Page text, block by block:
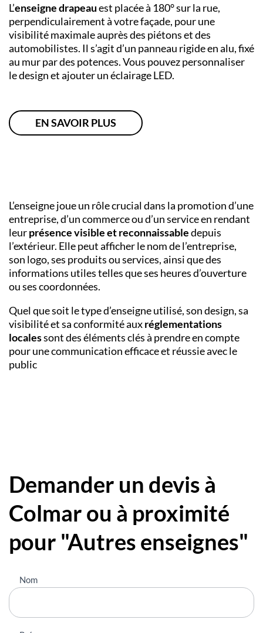
L’enseigne drapeauest placée à 180° sur la rue,
perpendiculairement à votre façade, pour une
visibilité maximale auprès des piétons et des
automobilistes. Il s’agit d’un panneau rigide en alu, fixé
au mur par des potences. Vous pouvez personnaliser
le design et ajouter un éclairage LED.
EN SAVOIR PLUS
L’enseigne joue un rôle crucial dans la promotion d’une
entreprise, d’un commerce ou d’un service en rendant
leurprésence visible et reconnaissabledepuis
l’extérieur. Elle peut afficher le nom de l’entreprise,
son logo, ses produits ou services, ainsi que des
informations utiles telles que ses heures d’ouverture
ou ses coordonnées.
Quel que soit le type d’enseigne utilisé, son design, sa
visibilité et sa conformité auxréglementations
localessont des éléments clés à prendre en compte
pour une communication efficace et réussie avec le
public
Demander un devis à
Colmar ou à proximité
pour "Autres enseignes"
Nous
contacter
Nom